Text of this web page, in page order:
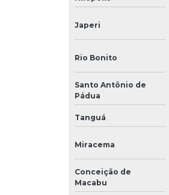
Japeri
Rio Bonito
Santo Antônio de
Pádua
Tanguá
Miracema
Conceição de
Macabu